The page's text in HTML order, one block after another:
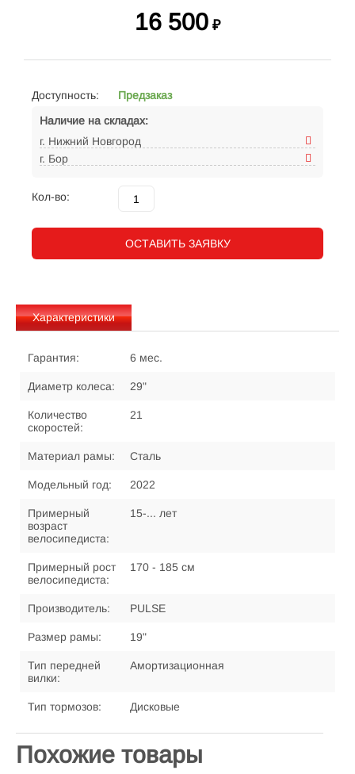
16 500 ₽
Доступность:
Предзаказ
Наличие на складах:
г. Нижний Новгород
г. Бор
Кол-во:
ОСТАВИТЬ ЗАЯВКУ
Характеристики
Гарантия: 6 мес.
Диаметр колеса: 29"
Количество
скоростей:
21
Материал рамы: Сталь
Модельный год: 2022
Примерный
возраст
велосипедиста:
15-... лет
Примерный рост
велосипедиста:
170 - 185 см
Производитель: PULSE
Размер рамы: 19"
Тип передней
вилки:
Амортизационная
Тип тормозов: Дисковые
Похожие товары